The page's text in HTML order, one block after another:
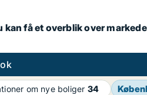
kan få et overblik over
om nye boliger 34